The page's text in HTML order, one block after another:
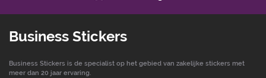
Business Stickers
Business Stickers is de specialist op het gebied van zakelijke stickers met
meer dan 20 jaar ervaring.